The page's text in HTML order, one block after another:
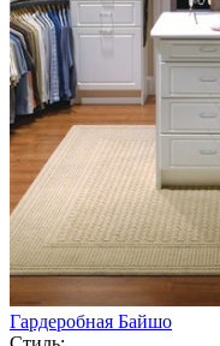
Гардеробная Байшо